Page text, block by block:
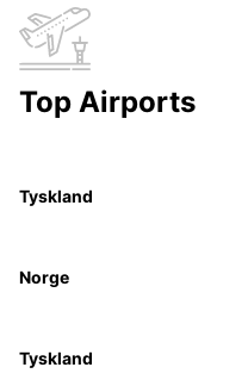
Top Airports
Tyskland
Norge
Tyskland